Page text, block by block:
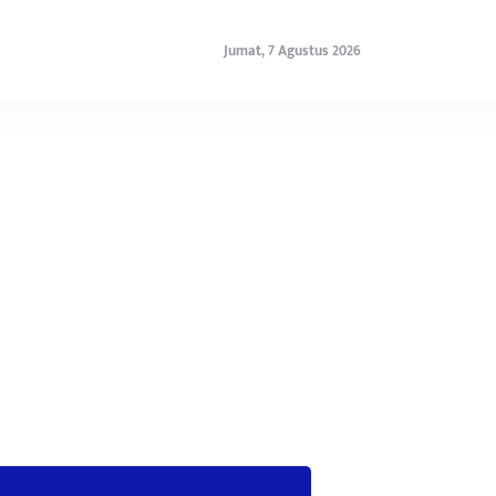
Jumat, 7 Agustus 2026